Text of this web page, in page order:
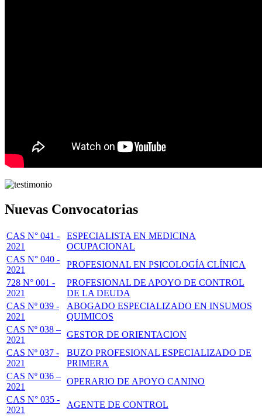
Nuevas Convocatorias
CAS N° 041 -
2021
ESPECIALISTA EN MEDICINA
OCUPACIONAL
CAS N° 040 -
2021
PROFESIONAL EN PSICOLOGÍA CLÍNICA
728 N° 001 -
2021
PROFESIONAL DE APOYO DE CONTROL
DE LA DEUDA
CAS Nº 039 -
2021
ABOGADO ESPECIALIZADO EN INSUMOS
QUIMICOS
CAS Nº 038 –
2021
GESTOR DE ORIENTACION
CAS Nº 037 -
2021
BUZO PROFESIONAL ESPECIALIZADO DE
PRIMERA
CAS Nº 036 –
2021
OPERARIO DE APOYO CANINO
CAS N° 035 -
2021
AGENTE DE CONTROL